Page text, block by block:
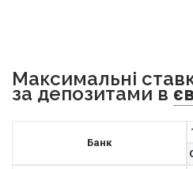
Максимальні
за депозитами в
Банк